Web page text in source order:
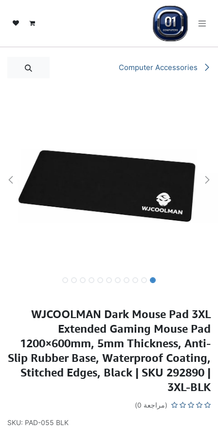
WJCOOLMAN Dark Mouse Pad 3XL
Extended Gaming Mouse Pad
1200×600mm, 5mm Thickness, Anti-
Slip Rubber Base, Waterproof Coating,
Stitched Edges, Black | SKU 292890 |
3XL-BLK
(مراجعة 0)
SKU: PAD-055 BLK